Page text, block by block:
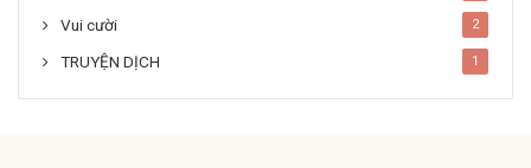
Vui cười 2
TRUYỆN DỊCH 1